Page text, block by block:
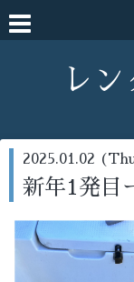
レ
2025.01.02
新年1発目